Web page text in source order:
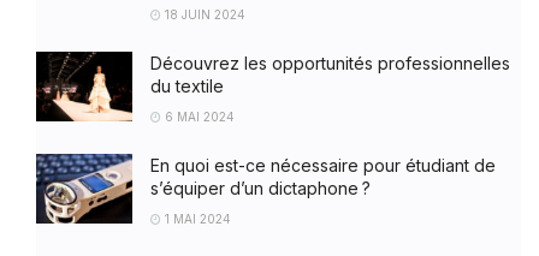
18 JUIN 2024
Découvrez les opportunités professionnelles
du textile
6 MAI 2024
En quoi est-ce nécessaire pour étudiant de
s’équiper d’un dictaphone ?
1 MAI 2024